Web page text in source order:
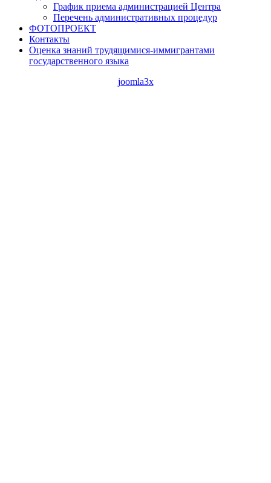
График приема администрацией Центра
Перечень административных процедур
ФОТОПРОЕКТ
Контакты
Оценка знаний трудящимися-иммигрантами
государственного языка
joomla3x